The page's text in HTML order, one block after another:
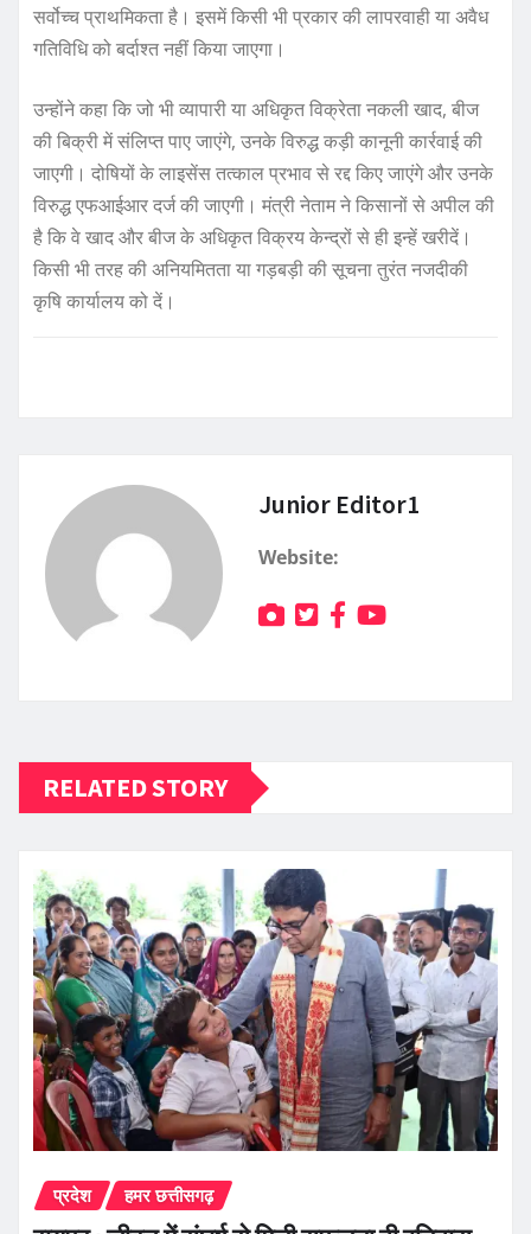
सर्वोच्च प्राथमिकता है। इसमें किसी भी प्रकार की लापरवाही या अवैध
गतिविधि को बर्दाश्त नहीं किया जाएगा।
उन्होंने कहा कि जो भी व्यापारी या अधिकृत विक्रेता नकली खाद, बीज
की बिक्री में संलिप्त पाए जाएंगे, उनके विरुद्ध कड़ी कानूनी कार्रवाई की
जाएगी। दोषियों के लाइसेंस तत्काल प्रभाव से रद्द किए जाएंगे और उनके
विरुद्ध एफआईआर दर्ज की जाएगी। मंत्री नेताम ने किसानों से अपील की
है कि वे खाद और बीज के अधिकृत विक्रय केन्द्रों से ही इन्हें खरीदें।
किसी भी तरह की अनियमितता या गड़बड़ी की सूचना तुरंत नजदीकी
कृषि कार्यालय को दें।
Junior Editor1
Website:
RELATED STORY
प्रदेश हमर छत्तीसगढ़